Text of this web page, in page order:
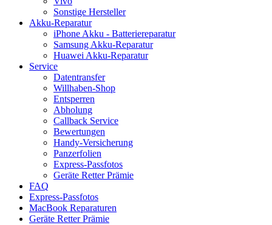
Sonstige Hersteller
Akku-Reparatur
iPhone Akku - Batteriereparatur
Samsung Akku-Reparatur
Huawei Akku-Reparatur
Service
Datentransfer
Willhaben-Shop
Entsperren
Abholung
Callback Service
Bewertungen
Handy-Versicherung
Panzerfolien
Express-Passfotos
Geräte Retter Prämie
FAQ
Express-Passfotos
MacBook Reparaturen
Geräte Retter Prämie